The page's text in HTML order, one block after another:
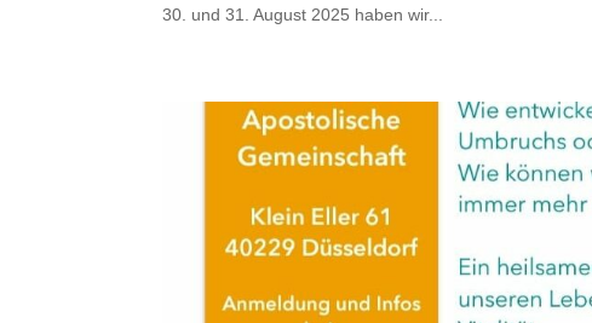
30. und 31. August 2025 haben wir...